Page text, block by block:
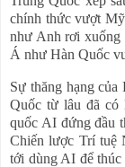
chính thức vượt
như Anh rơi xuống
Á như Hàn Quốc
Sự thăng hạng
Quốc từ lâu đã có
quốc AI đứng đầu
Chiến lược Trí tuệ
tới dùng AI để thúc